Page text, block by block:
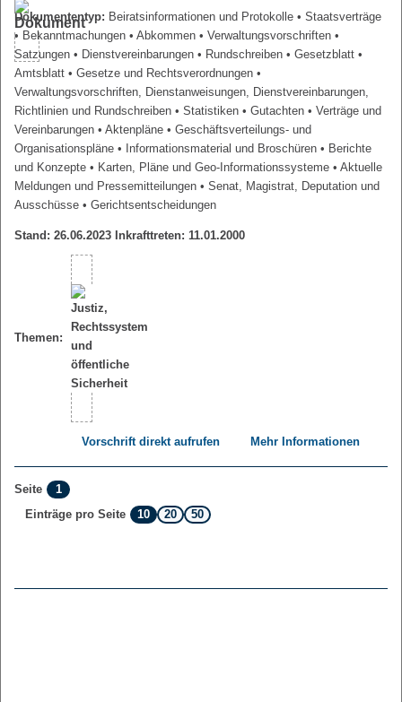
Dokumententyp: Beiratsinformationen und Protokolle • Staatsverträge
• Bekanntmachungen • Abkommen • Verwaltungsvorschriften •
Satzungen • Dienstvereinbarungen • Rundschreiben • Gesetzblatt •
Amtsblatt • Gesetze und Rechtsverordnungen •
Verwaltungsvorschriften, Dienstanweisungen, Dienstvereinbarungen,
Richtlinien und Rundschreiben • Statistiken • Gutachten • Verträge und
Vereinbarungen • Aktenpläne • Geschäftsverteilungs- und
Organisationspläne • Informationsmaterial und Broschüren • Berichte
und Konzepte • Karten, Pläne und Geo-Informationssysteme • Aktuelle
Meldungen und Pressemitteilungen • Senat, Magistrat, Deputation und
Ausschüsse • Gerichtsentscheidungen
Stand: 26.06.2023 Inkrafttreten: 11.01.2000
Themen:
Vorschrift direkt aufrufen Mehr Informationen
Seite
1
Einträge pro Seite
10 20 50